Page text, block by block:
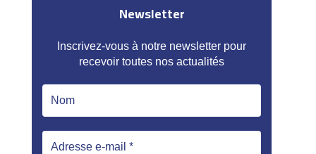
Newsletter
Inscrivez-vous à notre newsletter pour
recevoir toutes nos actualités